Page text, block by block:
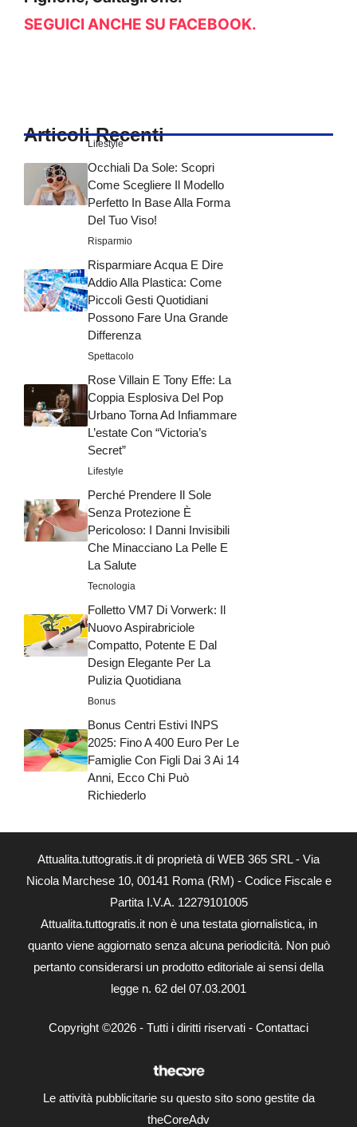
SEGUICI ANCHE SU FACEBOOK.
Articoli Recenti
Lifestyle
Occhiali Da Sole: Scopri
Come Scegliere Il Modello
Perfetto In Base Alla Forma
Del Tuo Viso!
Risparmio
Risparmiare Acqua E Dire
Addio Alla Plastica: Come
Piccoli Gesti Quotidiani
Possono Fare Una Grande
Differenza
Spettacolo
Rose Villain E Tony Effe: La
Coppia Esplosiva Del Pop
Urbano Torna Ad Infiammare
L’estate Con “Victoria’s
Secret”
Lifestyle
Perché Prendere Il Sole
Senza Protezione È
Pericoloso: I Danni Invisibili
Che Minacciano La Pelle E
La Salute
Tecnologia
Folletto VM7 Di Vorwerk: Il
Nuovo Aspirabriciole
Compatto, Potente E Dal
Design Elegante Per La
Pulizia Quotidiana
Bonus
Bonus Centri Estivi INPS
2025: Fino A 400 Euro Per Le
Famiglie Con Figli Dai 3 Ai 14
Anni, Ecco Chi Può
Richiederlo
Attualita.tuttogratis.it di proprietà di WEB 365 SRL - Via
Nicola Marchese 10, 00141 Roma (RM) - Codice Fiscale e
Partita I.V.A. 12279101005
Attualita.tuttogratis.it non è una testata giornalistica, in
quanto viene aggiornato senza alcuna periodicità. Non può
pertanto considerarsi un prodotto editoriale ai sensi della
legge n. 62 del 07.03.2001
Copyright ©2026 - Tutti i diritti riservati - Contattaci
Le attività pubblicitarie su questo sito sono gestite da
theCoreAdv